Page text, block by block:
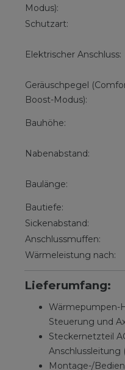
Modus):
Schutzart:
Elektrischer Anschluss:
Geräuschpegel
Boost-Modus):
Bauhöhe:
Nabenabstand:
Baulänge:
Bautiefe:
Sickenabstand:
Anschlussmuffen:
Wärmeleistung nach:
Lieferumfang:
Wärmepumpen-
Steuerung und
Steckernetzteil
Anschlussleitung
Montage-/